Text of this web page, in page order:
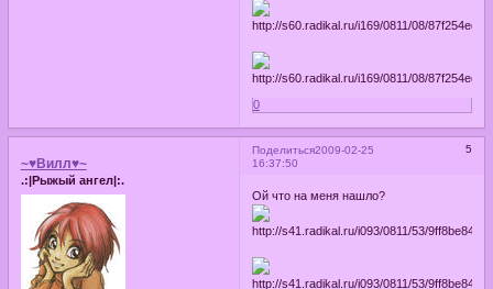
0
Поделиться 5
2009-02-25
16:37:50
~♥Вилл♥~
.:|Рыжый ангел|:.
Ой что на меня нашло?